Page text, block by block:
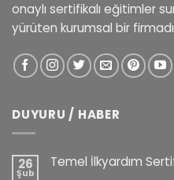
onaylı sertifikalı eğitimler
yürüten kurumsal bir
DUYURU / HABER
26
Şub
Temel İlkyardım